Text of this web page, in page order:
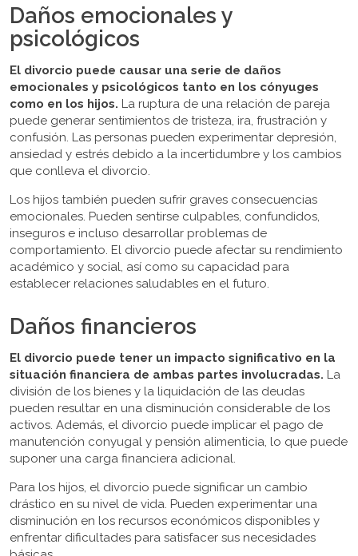
Daños emocionales y
psicológicos
El divorcio puede causar una serie de daños
emocionales y psicológicos tanto en los cónyuges
como en los hijos. La ruptura de una relación de pareja
puede generar sentimientos de tristeza, ira, frustración y
confusión. Las personas pueden experimentar depresión,
ansiedad y estrés debido a la incertidumbre y los cambios
que conlleva el divorcio.
Los hijos también pueden sufrir graves consecuencias
emocionales. Pueden sentirse culpables, confundidos,
inseguros e incluso desarrollar problemas de
comportamiento. El divorcio puede afectar su rendimiento
académico y social, así como su capacidad para
establecer relaciones saludables en el futuro.
Daños financieros
El divorcio puede tener un impacto significativo en la
situación financiera de ambas partes involucradas. La
división de los bienes y la liquidación de las deudas
pueden resultar en una disminución considerable de los
activos. Además, el divorcio puede implicar el pago de
manutención conyugal y pensión alimenticia, lo que puede
suponer una carga financiera adicional.
Para los hijos, el divorcio puede significar un cambio
drástico en su nivel de vida. Pueden experimentar una
disminución en los recursos económicos disponibles y
enfrentar dificultades para satisfacer sus necesidades